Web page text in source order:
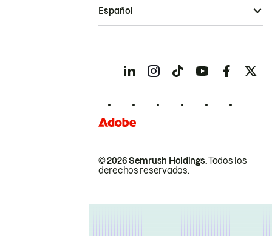
© 2026 Semrush Holdings.Todos los
derechos reservados.
Español